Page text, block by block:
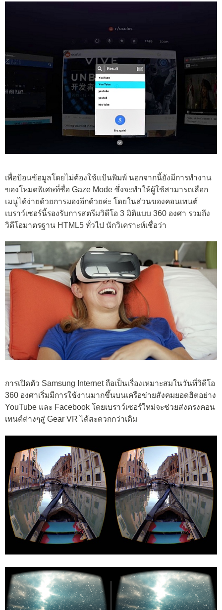
เพื่อป้อนข้อมูลโดยไม่ต้องใช้แป้นพิมพ์ นอกจากนี้ยังมีการทำงาน
ของโหมดพิเศษที่ชื่อ Gaze Mode ซึ่งจะทำให้ผู้ใช้สามารถเลือก
เมนูได้ง่ายด้วยการมองอีกด้วยค่ะ โดยในส่วนของคอนเทนต์
เบราว์เซอร์นี้รองรับการสตรีมวิดีโอ 3 มิติแบบ 360 องศา รวมถึง
วิดีโอมาตรฐาน HTML5 ทั่วไป นักวิเคราะห์เชื่อว่า
การเปิดตัว Samsung Internet ถือเป็นเรื่องเหมาะสมในวันที่วิดีโอ
360 องศาเริ่มมีการใช้งานมากขึ้นบนเครือข่ายสังคมยอดฮิตอย่าง
YouTube และ Facebook โดยเบราว์เซอร์ใหม่จะช่วยส่งตรงคอน
เทนต์ต่างๆสู่ Gear VR ได้สะดวกกว่าเดิม